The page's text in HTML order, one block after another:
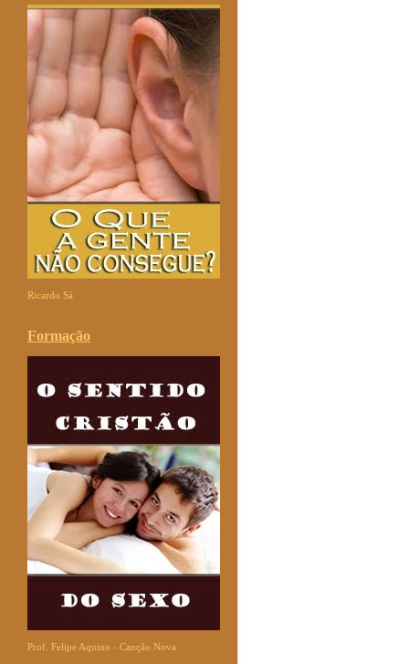
Ricardo Sá
Formação
Prof. Felipe Aquino - Canção Nova